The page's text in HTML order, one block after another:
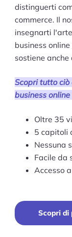
distinguerti
commerce. Il
insegnarti
business
sostiene
Scopri tutto ciò
business
Oltre 35
5 capitoli
Nessuna
Facile da
Accesso
Scopri di